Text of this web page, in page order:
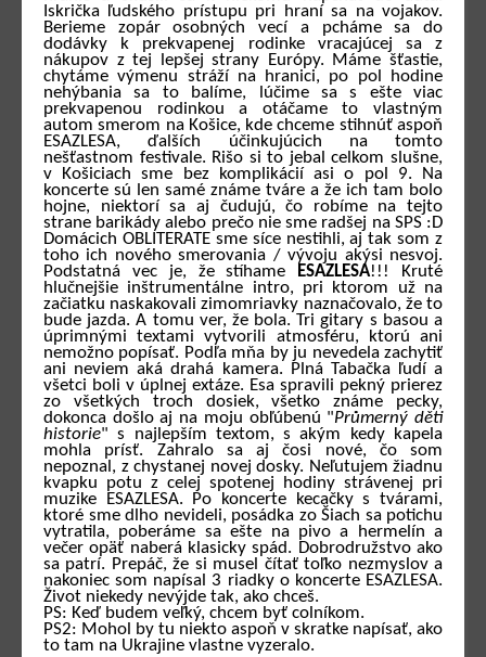
Iskrička ľudského prístupu pri hraní sa na vojakov.
Berieme zopár osobných vecí a pcháme sa do
dodávky k prekvapenej rodinke vracajúcej sa z
nákupov z tej lepšej strany Európy. Máme šťastie,
chytáme výmenu stráží na hranici, po pol hodine
nehýbania sa to balíme, lúčime sa s ešte viac
prekvapenou rodinkou a otáčame to vlastným
autom smerom na Košice, kde chceme stihnúť aspoň
ESAZLESA, ďalších účinkujúcich na tomto
nešťastnom festivale. Rišo si to jebal celkom slušne,
v Košiciach sme bez komplikácií asi o pol 9. Na
koncerte sú len samé známe tváre a že ich tam bolo
hojne, niektorí sa aj čudujú, čo robíme na tejto
strane barikády alebo prečo nie sme radšej na SPS :D
Domácich OBLITERATE sme síce nestihli, aj tak som z
toho ich nového smerovania / vývoju akýsi nesvoj.
Podstatná vec je, že stíhame
ESAZLESA!!! Kruté
hlučnejšie inštrumentálne intro, pri ktorom už na
začiatku naskakovali zimomriavky naznačovalo, že to
bude jazda. A tomu ver, že bola. Tri gitary s basou a
úprimnými textami vytvorili atmosféru, ktorú ani
nemožno popísať. Podľa mňa by ju nevedela zachytiť
ani neviem aká drahá kamera. Plná Tabačka ľudí a
všetci boli v úplnej extáze. Esa spravili pekný prierez
zo všetkých troch dosiek, všetko známe pecky,
dokonca došlo aj na moju obľúbenú "Průmerný děti
historie" s najlepším textom, s akým kedy kapela
mohla prísť. Zahralo sa aj čosi nové, čo som
nepoznal, z chystanej novej dosky. Neľutujem žiadnu
kvapku potu z celej spotenej hodiny strávenej pri
muzike ESAZLESA. Po koncerte kecačky s tvárami,
ktoré sme dlho nevideli, posádka zo Šiach sa potichu
vytratila, poberáme sa ešte na pivo a hermelín a
večer opäť naberá klasicky spád. Dobrodružstvo ako
sa patrí. Prepáč, že si musel čítať toľko nezmyslov a
nakoniec som napísal 3 riadky o koncerte ESAZLESA.
Život niekedy nevýjde tak, ako chceš.
PS: Keď budem veľký, chcem byť colníkom.
PS2: Mohol by tu niekto aspoň v skratke napísať, ako
to tam na Ukrajine vlastne vyzeralo.